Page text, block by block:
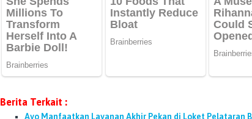
Berita Terkait :
Ayo Manfaatkan Layanan Akhir Pekan di Loket Pelataran